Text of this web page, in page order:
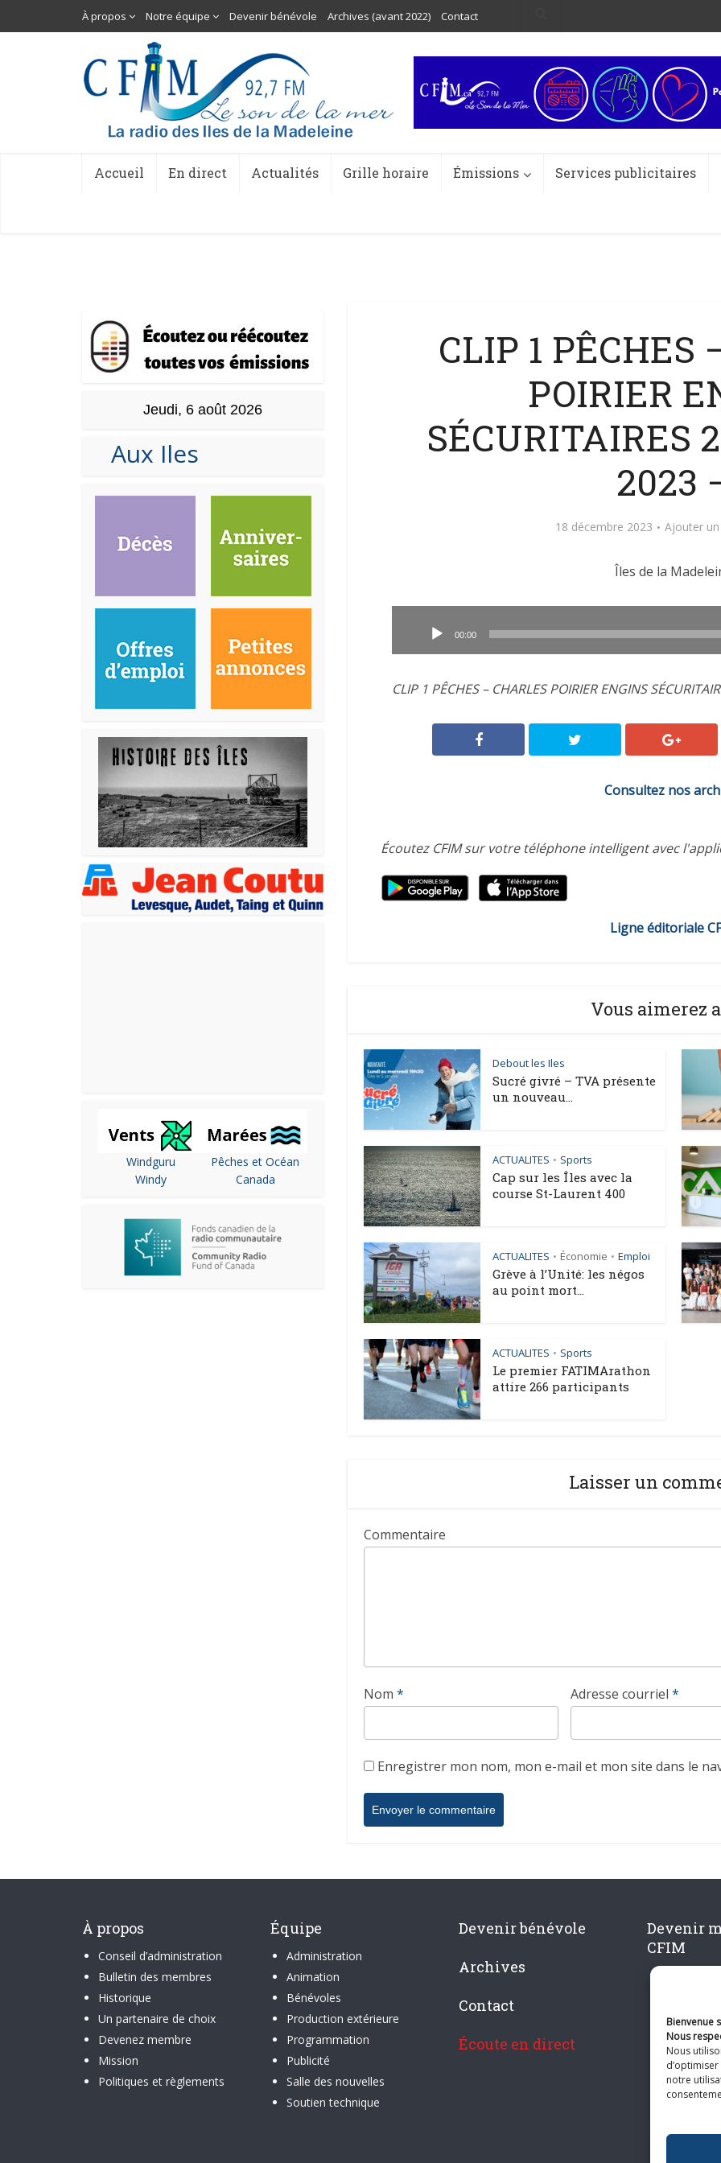
Bienvenue
Nous
Nous
notre
À propos Notre équipe Devenir bénévole Archives (avant 2022) Contact
Accueil En direct Actualités Grille horaire Émissions Services publicitaires
Jeudi, 6 août 2026
Aux Iles
Windguru
Windy
Pêches et Océan
Canada
CLIP 1 PÊCHES
POIRIER
SÉCURITAIRES
2023
18 décembre 2023 Ajouter
Îles de la
00:00
CLIP 1 PÊCHES – CHARLES POIRIER ENGINS
Consultez nos
Écoutez CFIM sur votre téléphone intelligent avec
Ligne éditoriale
Vous aimerez
Debout les Iles
Sucré givré – TVA présente
un nouveau...
ACTUALITES • Sports
Cap sur les Îles avec la
course St-Laurent 400
ACTUALITES • Économie • Emploi
Grève à l’Unité: les négos
au point mort...
ACTUALITES • Sports
Le premier FATIMArathon
attire 266 participants
Laisser un
Commentaire
Nom * Adresse courriel *
Enregistrer mon nom, mon e-mail et mon site dans le
À propos
Conseil d’administration
Bulletin des membres
Historique
Un partenaire de choix
Devenez membre
Mission
Politiques et règlements
Équipe
Administration
Animation
Bénévoles
Production extérieure
Programmation
Publicité
Salle des nouvelles
Soutien technique
Devenir bénévole
Archives
Contact
Écoute en direct
Devenir
CFIM